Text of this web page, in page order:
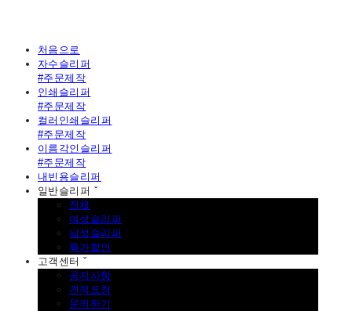
처음으로
자수슬리퍼
#주문제작
인쇄슬리퍼
#주문제작
컬러인쇄슬리퍼
#주문제작
이름각인슬리퍼
#주문제작
내빈용슬리퍼
일반슬리퍼 ˇ
전체
여성슬리퍼
남성슬리퍼
특가할인
고객센터 ˇ
공지사항
견적요청
문의하기